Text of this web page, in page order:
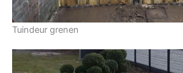
Tuindeur grenen